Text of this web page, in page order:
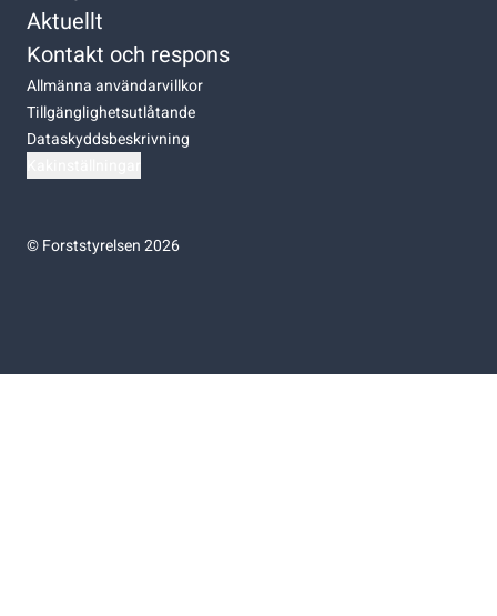
Aktuellt
Kontakt och respons
Allmänna användarvillkor
Tillgänglighetsutlåtande
Dataskyddsbeskrivning
©Forststyrelsen 2026